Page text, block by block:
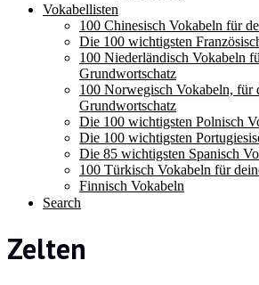
Vokabellisten
100 Chinesisch Vokabeln für
Die 100 wichtigsten
100 Niederländisch Vokabeln
Grundwortschatz
100 Norwegisch Vokabeln, für
Grundwortschatz
Die 100 wichtigsten Polnisch
Die 100 wichtigsten
Die 85 wichtigsten Spanisch
100 Türkisch Vokabeln für
Finnisch Vokabeln
Search
Zelten